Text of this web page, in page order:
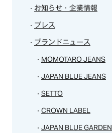
お知らせ・企業情報
プレス
ブランドニュース
MOMOTARO JEANS
JAPAN BLUE JEANS
SETTO
CROWN LABEL
JAPAN BLUE GARDEN